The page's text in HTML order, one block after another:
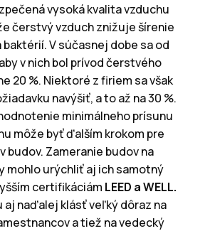
vysoká kvalita vzduchu
čerstvý vzduch znižuje šírenie
V súčasnej dobe sa od
v nich bol prívod čerstvého
20 %. Niektoré z firiem sa však
navýšiť, a to až na 30 %.
minimálneho prísunu
môže byť ďalším krokom pre
budov. Zameranie budov na
mohlo urýchliť aj ich samotný
certifikáciám LEED a WELL.
aj naďalej klásť veľký dôraz na
a tiež na vedecký